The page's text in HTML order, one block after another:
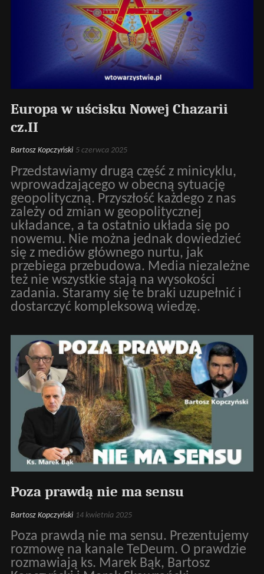
Europa w uścisku Nowej Chazarii
cz.II
Bartosz Kopczyński 5 czerwca 2025
Przedstawiamy drugą część z minicyklu,
wprowadzającego w obecną sytuację
geopolityczną. Przyszłość każdego z nas
zależy od zmian w geopolitycznej
układance, a ta ostatnio układa się po
nowemu. Nie można jednak dowiedzieć
się z mediów głównego nurtu, jak
przebiega przebudowa. Media niezależne
też nie wszystkie stają na wysokości
zadania. Staramy się te braki uzupełnić i
dostarczyć kompleksową wiedzę.
Poza prawdą nie ma sensu
Bartosz Kopczyński 14 kwietnia 2025
Poza prawdą nie ma sensu. Prezentujemy
rozmowę na kanale TeDeum. O prawdzie
rozmawiają ks. Marek Bąk, Bartosz